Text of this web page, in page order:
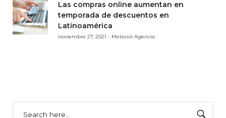
Las compras online aumentan en
temporada de descuentos en
Latinoamérica
noviembre 27, 2021 - Metanol Agencia